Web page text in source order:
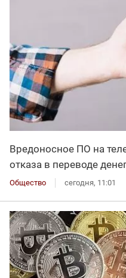
Вредоносное ПО на
отказа в переводе
Общество сегодня, 11:01